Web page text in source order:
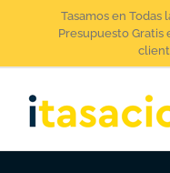
Tasamos en Todas
Presupuesto Gratis